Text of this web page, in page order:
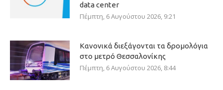
data center
Πέμπτη, 6 Αυγούστου 2026, 9:21
Κανονικά διεξάγονται τα δρομολόγια
στο μετρό Θεσσαλονίκης
Πέμπτη, 6 Αυγούστου 2026, 8:44